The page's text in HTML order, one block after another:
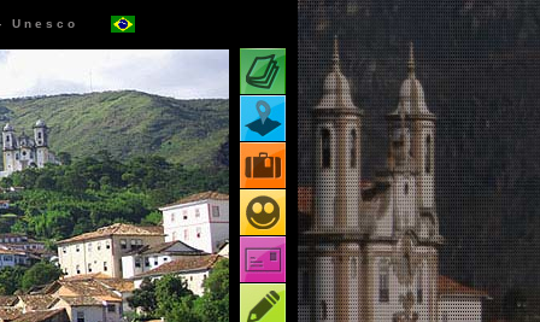
Unesco
Atrações turísticas
Mapa de atrações
Pacotes turísticos
Receptivos turísticos
Cartões virtuais
Dicas